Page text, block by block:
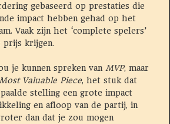
gebaseerd op prestaties die
impact hebben gehad op het
Vaak zijn het ‘complete spelers’
prijs krijgen.
je kunnen spreken van MVP, maar
Most Valuable Piece, het stuk dat
stelling een grote impact
en afloop van de partij, in
dan dat je zou mogen